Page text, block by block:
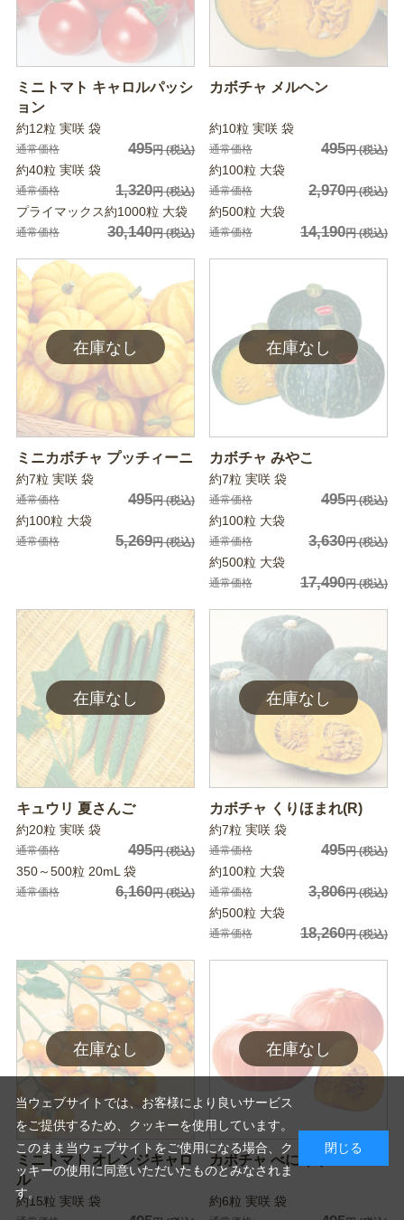
ミニトマト キャロルパッシ
ョン
約12粒 実咲 袋
通常価格 495円(税込)
約40粒 実咲 袋
通常価格 1,320円(税込)
プライマックス約1000粒 大袋
通常価格 30,140円(税込)
カボチャ メルヘン
約10粒 実咲 袋
通常価格 495円(税込)
約100粒 大袋
通常価格 2,970円(税込)
約500粒 大袋
通常価格 14,190円(税込)
ミニカボチャ プッチィーニ
約7粒 実咲 袋
通常価格 495円(税込)
約100粒 大袋
通常価格 5,269円(税込)
カボチャ みやこ
約7粒 実咲 袋
通常価格 495円(税込)
約100粒 大袋
通常価格 3,630円(税込)
約500粒 大袋
通常価格 17,490円(税込)
キュウリ 夏さんご
約20粒 実咲 袋
通常価格 495円(税込)
350～500粒 20mL 袋
通常価格 6,160円(税込)
カボチャ くりほまれ(R)
約7粒 実咲 袋
通常価格 495円(税込)
約100粒 大袋
通常価格 3,806円(税込)
約500粒 大袋
通常価格 18,260円(税込)
ミニトマト オレンジキャロ
ル
約15粒 実咲 袋
カボチャ べにくり
約6粒 実咲 袋
当ウェブサイトでは、お客様により良いサービス
をご提供するため、クッキーを使用しています。
このまま当ウェブサイトをご使用になる場合、ク
ッキーの使用に同意いただいたものとみなされま
す。
閉じる